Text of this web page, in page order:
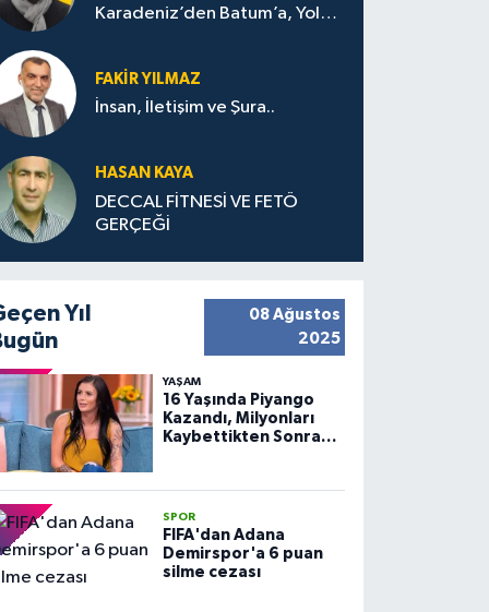
Karadeniz’den Batum’a, Yolun
FAKIR YILMAZ
İnsan, İletişim ve Şura..
HASAN KAYA
DECCAL FİTNESİ VE FETÖ
GERÇEĞİ
Yıl
08 Ağustos
2025
YAŞAM
16 Yaşında Piyango
Kazandı, Milyonları
Kaybettikten Sonra
SPOR
FIFA'dan Adana
Demirspor'a 6 puan
silme cezası